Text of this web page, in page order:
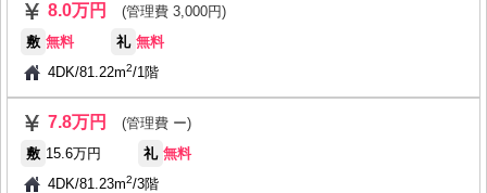
8.0万円
(管理費 3,000円)
敷 無料 礼 無料
4DK/81.22m2/1階
7.8万円
(管理費 ー)
敷 15.6万円 礼 無料
4DK/81.23m2/3階